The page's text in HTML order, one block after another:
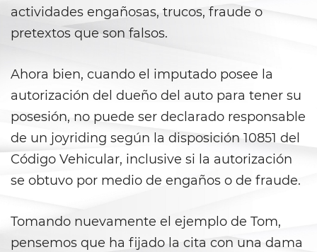
Dry Reckless
DMV Administrative Hearing
DUI Causing Injury
DUI Laws In The State Of
California
DUI With A Passenger Under 14
Driving Under The Influence Of A
Underage DUI
actividades engañosas, trucos, fraude o
pretextos que son falsos.
Ahora bien, cuando el imputado posee la
autorización del dueño del auto para tener su
posesión, no puede ser declarado responsable
de un joyriding según la disposición 10851 del
Código Vehicular, inclusive si la autorización
se obtuvo por medio de engaños o de fraude.
Tomando nuevamente el ejemplo de Tom,
pensemos que ha fijado la cita con una dama